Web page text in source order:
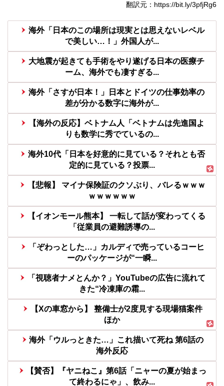
翻訳元：https://bit.ly/3pfjRg6
海外「日本のこの場所は現実とは思えないレベル
で美しい…！」外国人が...
大地震が起きても手術をやり遂げる日本の医療チ
ーム、海外でも凄すぎる...
海外「さすが日本！」日本とドイツの仕事効率の
差が分かる数字に海外が...
【海外の反応】ベトナム人「ベトナムは先進国よ
りも数学に秀でているの...
海外10代「日本を好意的に見ている？それとも否
定的に見ている？投票...
【悲報】 マイナ保険証のクソぶり、バレるｗｗｗ
ｗｗｗｗｗｗ
【イオンモール熊本】 一転して話が変わってくる
「従業員の避難誘導の...
「ぞわっとした…」カルディで売っているコーヒ
ーのパッケージが“一瞬...
「視聴者ナメとんか？」YouTubeの広告に流れて
きた“冷凍庫の霜...
【Xの車窓から】 整備士が2度見する現場猫案件
ほか
海外「ウルっときた…」これ描いて死ね 第6話の
海外反応
【賛否】『ヤニねこ』第6話「ニャーの夏が始まっ
て終わるにゃ」、飲み...